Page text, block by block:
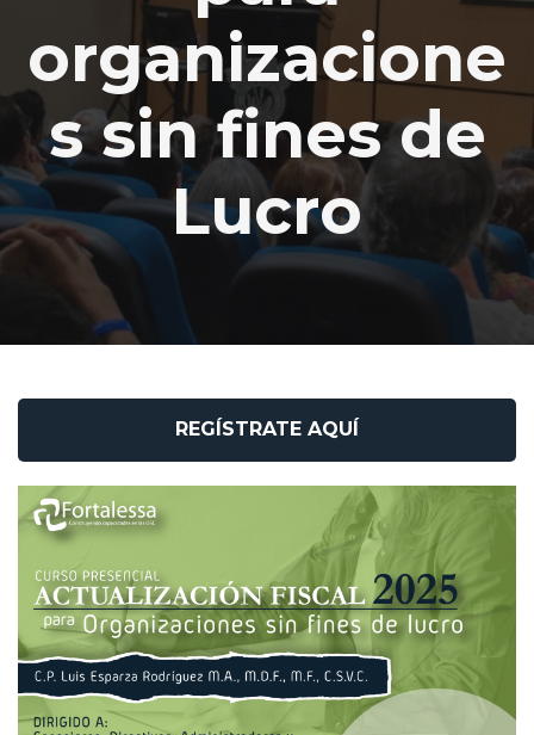
organizacione
s sin fines de
Lucro
REGÍSTRATE AQUÍ